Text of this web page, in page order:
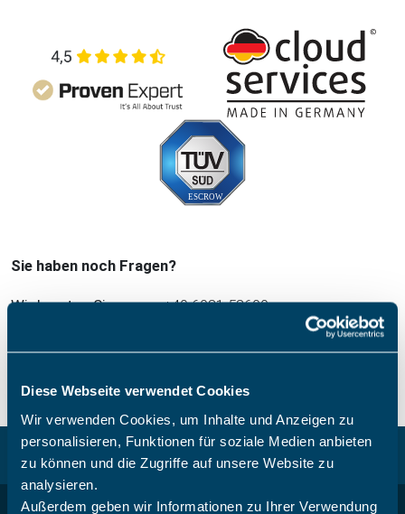
Diese Webseite verwendet Cookies
Wir verwenden Cookies, um Inhalte und Anzeigen zu
personalisieren, Funktionen für soziale Medien anbieten
zu können und die Zugriffe auf unsere Website zu
analysieren.
Außerdem geben wir Informationen zu Ihrer Verwendung
Sie haben noch Fragen?
Wir beraten Sie gerne:+49 6081 58600
Mo.-Fr. 8.00-17.00 Uhr (außer an den gesetzlichen Feiertagen in Hessen
Zurück nach oben